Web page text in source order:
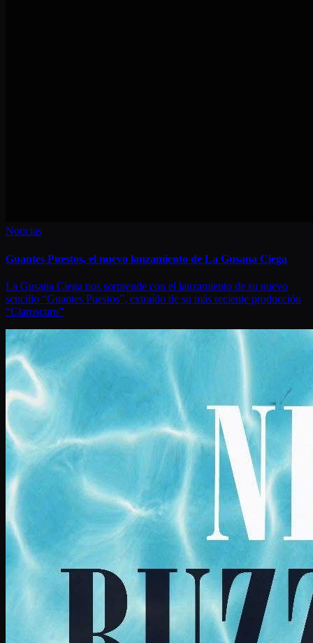
Noticias
Guantes Puestos, el nuevo lanzamiento de La Gusana Ciega
La Gusana Ciega nos sorprende con el lanzamiento de su nuevo
sencillo “Guantes Puestos”, extraído de su más reciente producción
“Claroscuro”